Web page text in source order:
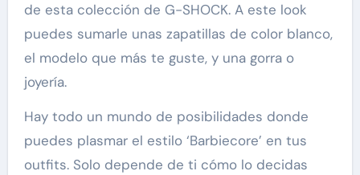
de esta colección de G-SHOCK. A este look
puedes sumarle unas zapatillas de color blanco,
el modelo que más te guste, y una gorra o
joyería.
Hay todo un mundo de posibilidades donde
puedes plasmar el estilo ‘Barbiecore’ en tus
outfits. Solo depende de ti cómo lo decidas